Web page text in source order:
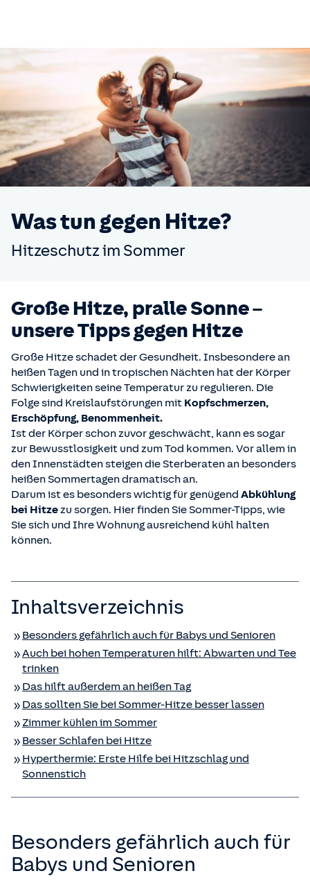
Was tun gegen Hitze?
Hitzeschutz im Sommer
Große Hitze, pralle Sonne –
unsere Tipps gegen Hitze
Große Hitze schadet der Gesundheit. Insbesondere an
heißen Tagen und in tropischen Nächten hat der Körper
Schwierigkeiten seine Temperatur zu regulieren. Die
Folge sind Kreislaufstörungen mit Kopfschmerzen,
Erschöpfung, Benommenheit.
Ist der Körper schon zuvor geschwächt, kann es sogar
zur Bewusstlosigkeit und zum Tod kommen. Vor allem in
den Innenstädten steigen die Sterberaten an besonders
heißen Sommertagen dramatisch an.
Darum ist es besonders wichtig für genügend Abkühlung
bei Hitzezu sorgen. Hier finden Sie Sommer-Tipps, wie
Sie sich und Ihre Wohnung ausreichend kühl halten
können.
Inhaltsverzeichnis
Besonders gefährlich auch für Babys und Senioren
Auch bei hohen Temperaturen hilft: Abwarten und Tee
trinken
Das hilft außerdem an heißen Tag
Das sollten Sie bei Sommer-Hitze besser lassen
Zimmer kühlen im Sommer
Besser Schlafen bei Hitze
Hyperthermie: Erste Hilfe bei Hitzschlag und
Sonnenstich
Besonders gefährlich auch für
Babys und Senioren